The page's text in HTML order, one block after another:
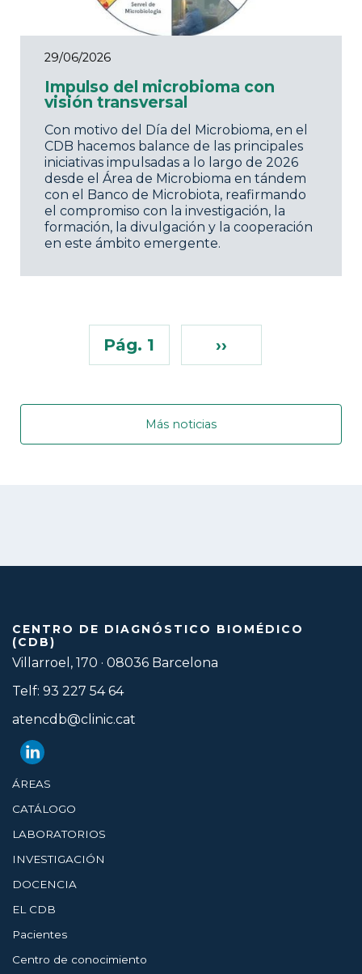
29/06/2026
Impulso del microbioma con
visión transversal
Con motivo del Día del Microbioma, en el
CDB hacemos balance de las principales
iniciativas impulsadas a lo largo de 2026
desde el Área de Microbioma en tándem
con el Banco de Microbiota, reafirmando
el compromiso con la investigación, la
formación, la divulgación y la cooperación
en este ámbito emergente.
Pág. 1 ››
Más noticias
CENTRO DE DIAGNÓSTICO BIOMÉDICO
(CDB)
Villarroel, 170 · 08036 Barcelona
Telf: 93 227 54 64
atencdb@clinic.cat
ÁREAS
CATÁLOGO
LABORATORIOS
INVESTIGACIÓN
DOCENCIA
EL CDB
Pacientes
Centro de conocimiento